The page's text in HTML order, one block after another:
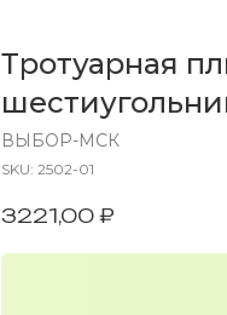
Тротуарная
ВЫБОР-МСК
SKU: 2502-01
3221,00 ₽